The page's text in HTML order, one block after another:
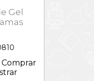
Gel
Comprar